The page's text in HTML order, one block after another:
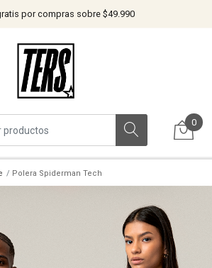
por compras sobre $49.990
0
Polera Spiderman Tech